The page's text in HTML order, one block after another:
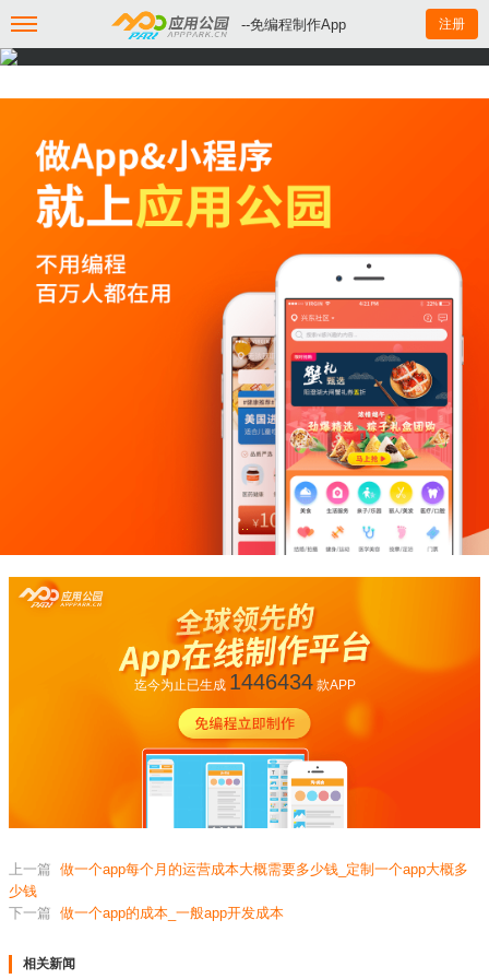
--免编程制作App 注册
迄今为止已生成 1446434款APP
上一篇 做一个app每个月的运营成本大概需要多少钱_定制一个app大概多
少钱
下一篇 做一个app的成本_一般app开发成本
相关新闻